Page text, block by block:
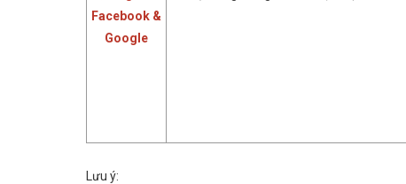
Facebook &
Google
Lưu ý: